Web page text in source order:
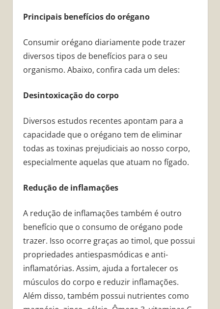
Principais benefícios do orégano
Consumir orégano diariamente pode trazer
diversos tipos de benefícios para o seu
organismo. Abaixo, confira cada um deles:
Desintoxicação do corpo
Diversos estudos recentes apontam para a
capacidade que o orégano tem de eliminar
todas as toxinas prejudiciais ao nosso corpo,
especialmente aquelas que atuam no fígado.
Redução de inflamações
A redução de inflamações também é outro
benefício que o consumo de orégano pode
trazer. Isso ocorre graças ao timol, que possui
propriedades antiespasmódicas e anti-
inflamatórias. Assim, ajuda a fortalecer os
músculos do corpo e reduzir inflamações.
Além disso, também possui nutrientes como